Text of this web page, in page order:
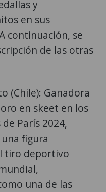
y
en sus
continuación, se
de las otras
(Chile): Ganadora
en skeet en los
París 2024,
figura
tiro deportivo
una de las